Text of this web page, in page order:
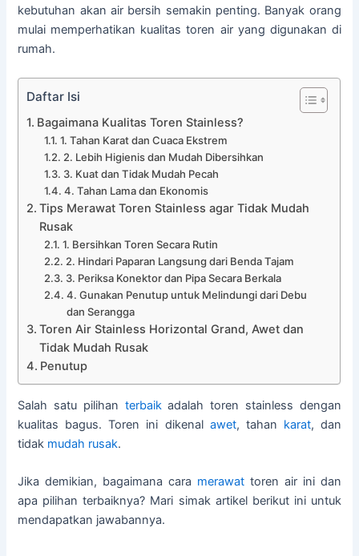
kebutuhan akan air bersih semakin penting. Banyak orang
mulai memperhatikan kualitas toren air yang digunakan di
rumah.
Daftar Isi
Bagaimana Kualitas Toren Stainless?
1. Tahan Karat dan Cuaca Ekstrem
2. Lebih Higienis dan Mudah Dibersihkan
3. Kuat dan Tidak Mudah Pecah
4. Tahan Lama dan Ekonomis
Tips Merawat Toren Stainless agar Tidak Mudah
Rusak
1. Bersihkan Toren Secara Rutin
2. Hindari Paparan Langsung dari Benda Tajam
3. Periksa Konektor dan Pipa Secara Berkala
4. Gunakan Penutup untuk Melindungi dari Debu
dan Serangga
Toren Air Stainless Horizontal Grand, Awet dan
Tidak Mudah Rusak
Penutup
Salah satu pilihan terbaikadalah toren stainless dengan
kualitas bagus. Toren ini dikenal awet, tahan karat, dan
tidak mudah rusak.
Jika demikian, bagaimana cara merawat toren air ini dan
apa pilihan terbaiknya? Mari simak artikel berikut ini untuk
mendapatkan jawabannya.